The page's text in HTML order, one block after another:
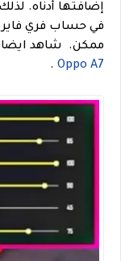
إضافتها أدناه.
ممكن.
شاهد ايضا
Oppo A7
.